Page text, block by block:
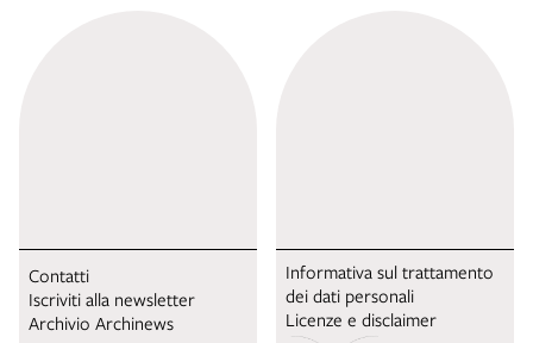
Contatti
Iscriviti alla newsletter
Archivio Archinews
Informativa sul trattamento
dei dati personali
Licenze e disclaimer